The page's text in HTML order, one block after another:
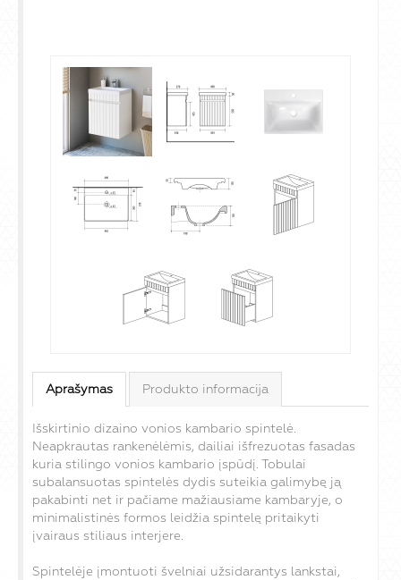
Aprašymas Produkto informacija
Išskirtinio dizaino vonios kambario spintelė.
Neapkrautas rankenėlėmis, dailiai išfrezuotas fasadas
kuria stilingo vonios kambario įspūdį. Tobulai
subalansuotas spintelės dydis suteikia galimybę ją
pakabinti net ir pačiame mažiausiame kambaryje, o
minimalistinės formos leidžia spintelę pritaikyti
įvairaus stiliaus interjere.
Spintelėje įmontuoti švelniai užsidarantys lankstai,